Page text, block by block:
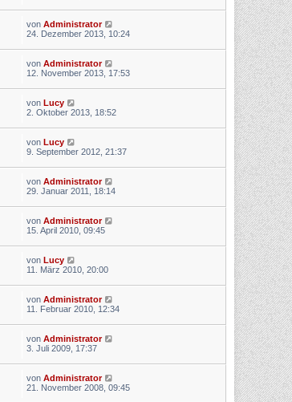
von Administrator
24. Dezember 2013, 10:24
von Administrator
12. November 2013, 17:53
von Lucy
2. Oktober 2013, 18:52
von Lucy
9. September 2012, 21:37
von Administrator
29. Januar 2011, 18:14
von Administrator
15. April 2010, 09:45
von Lucy
11. März 2010, 20:00
von Administrator
11. Februar 2010, 12:34
von Administrator
3. Juli 2009, 17:37
von Administrator
21. November 2008, 09:45